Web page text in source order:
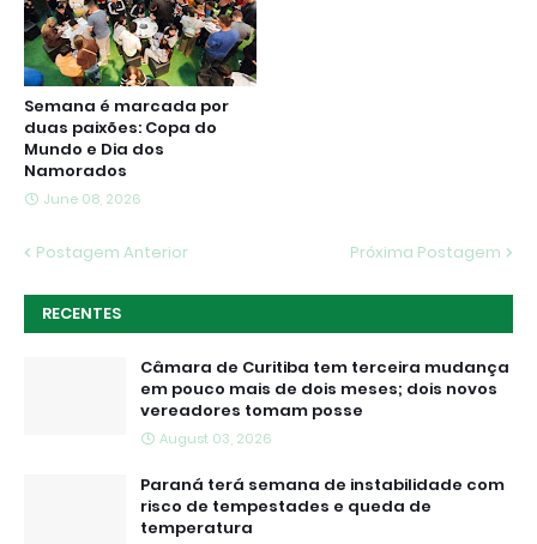
Semana é marcada por
duas paixões: Copa do
Mundo e Dia dos
Namorados
June 08, 2026
Postagem Anterior Próxima Postagem
RECENTES
Câmara de Curitiba tem terceira mudança
em pouco mais de dois meses; dois novos
vereadores tomam posse
August 03, 2026
Paraná terá semana de instabilidade com
risco de tempestades e queda de
temperatura